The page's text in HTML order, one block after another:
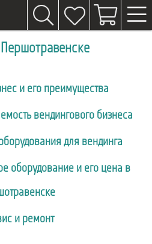
и его преимущества
вендингового бизнеса
для вендинга
оборудование и его цена в
и ремонт